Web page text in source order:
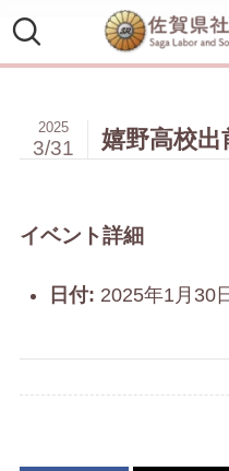
嬉野高校出
2025
3/31
イベント詳細
日付: 2025年1月30